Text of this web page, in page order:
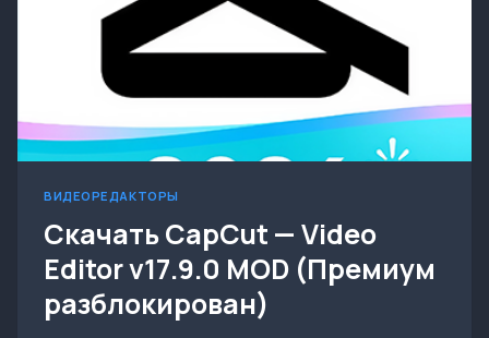
ВИДЕОРЕДАКТОРЫ
Скачать CapCut — Video
Editor v17.9.0 MOD (Премиум
разблокирован)